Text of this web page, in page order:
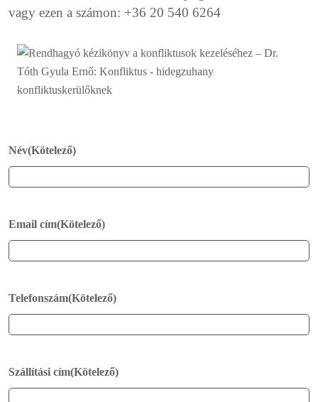
vagy ezen a számon: +36 20 540 6264
Név(Kötelező)
Email cím(Kötelező)
Telefonszám(Kötelező)
Szállítási cím(Kötelező)